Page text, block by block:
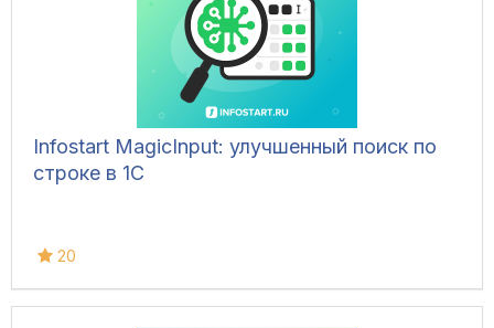
Infostart MagicInput: улучшенный поиск по
строке в 1С
20